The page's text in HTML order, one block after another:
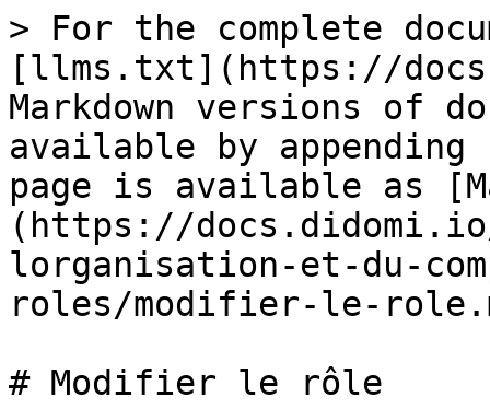
> For the complete
[llms.txt](https://
Markdown versions of
available by
page is available as
(https://
lorganisation-et-du-
roles/modifier-le-
# Modifier le rôle